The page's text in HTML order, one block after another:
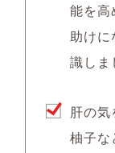
能を高
助けに
識しま
肝の
柚子な